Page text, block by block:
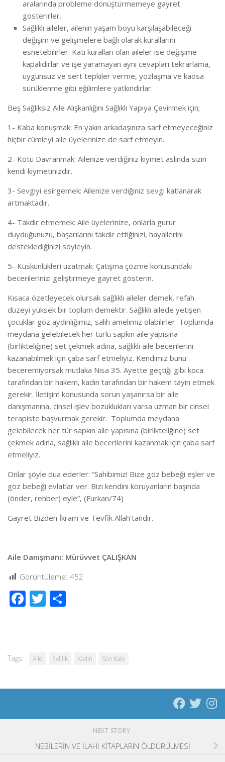
aralarında probleme dönüştürmemeye gayret
gösterirler.
Sağlıklı aileler, ailenin yaşam boyu karşılaşabileceği
değişim ve gelişmelere bağlı olarak kurallarını
esnetebilirler. Katı kuralları olan aileler ise değişime
kapalıdırlar ve işe yaramayan aynı cevapları tekrarlama,
uygunsuz ve sert tepkiler verme, yozlaşma ve kaosa
sürüklenme gibi eğilimlere yatkındırlar.
Beş Sağlıksız Aile Alışkanlığını Sağlıklı Yapıya Çevirmek için;
1- Kaba konuşmak: En yakın arkadaşınıza sarf etmeyeceğiniz
hiçbir cümleyi aile üyelerinize de sarf etmeyin.
2- Kötü Davranmak: Ailenize verdiğiniz kıymet aslında sizin
kendi kıymetinizdir.
3- Sevgiyi esirgemek: Ailenize verdiğiniz sevgi katlanarak
artmaktadır.
4- Takdir etmemek: Aile üyelerinize, onlarla gurur
duyduğunuzu, başarılarını takdir ettiğinizi, hayallerini
desteklediğinizi söyleyin.
5- Küskünlükleri uzatmak: Çatışma çözme konusundaki
becerilerinizi geliştirmeye gayret gösterin.
Kısaca özetleyecek olursak sağlıklı aileler demek, refah
düzeyi yüksek bir toplum demektir. Sağlıklı ailede yetişen
çocuklar göz aydınlığımız, salih amelimiz olabilirler. Toplumda
meydana gelebilecek her türlü sapkın aile yapısına
(birlikteliğine) set çekmek adına, sağlıklı aile becerilerini
kazanabilmek için çaba sarf etmeliyiz. Kendimiz bunu
beceremiyorsak mutlaka Nisa 35. Ayette geçtiği gibi koca
tarafından bir hakem, kadın tarafından bir hakem tayin etmek
gerekir. İletişim konusunda sorun yaşanırsa bir aile
danışmanına, cinsel işlev bozuklukları varsa uzman bir cinsel
terapiste başvurmak gerekir. Toplumda meydana
gelebilecek her tür sapkın aile yapısına (birlikteliğine) set
çekmek adına, sağlıklı aile becerilerini kazanmak için çaba sarf
etmeliyiz.
Onlar şöyle dua ederler: “Sahibimiz! Bize göz bebeği eşler ve
göz bebeği evlatlar ver. Bizi kendini koruyanların başında
(önder, rehber) eyle”, (Furkan/74)
Gayret Bizden İkram ve Tevfik Allah’tandır.
Aile Danışmanı: Mürüvvet ÇALIŞKAN
Görüntüleme: 452
Facebook
Twitter
Tags: Aile Evlilik Kadın Son Kale
NEXT STORY
NEBİLERİN VE İLAHİ KİTAPLARIN ÖLDÜRÜLMESİ